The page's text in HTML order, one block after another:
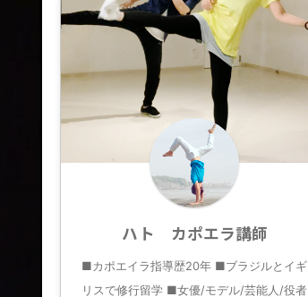
ハト カポエラ講師
■カポエイラ指導歴20年 ■ブラジルとイギ
リスで修行留学 ■女優/モデル/芸能人/役者